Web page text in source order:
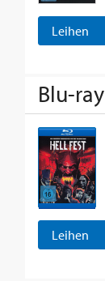
Leihen
Blu-ray
Leihen